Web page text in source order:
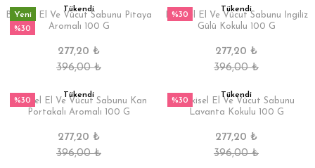
Yeni
%30
Tükendi
Bitkisel El Ve Vücut Sabunu Pitaya
Aromalı 100 G
277,20 ₺
396,00 ₺
%30
Tükendi
Bitkisel El Ve Vücut Sabunu Ingiliz
Gülü Kokulu 100 G
277,20 ₺
396,00 ₺
%30
Tükendi
Bitkisel El Ve Vücut Sabunu Kan
Portakalı Aromalı 100 G
277,20 ₺
396,00 ₺
%30
Tükendi
Bitkisel El Ve Vücut Sabunu
Lavanta Kokulu 100 G
277,20 ₺
396,00 ₺